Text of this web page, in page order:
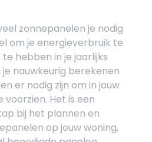
zonnepanelen je nodig
om je energieverbruik te
hebben in je jaarlijks
nauwkeurig berekenen
er nodig zijn om in jouw
Het is een
bij het plannen en
op jouw woning,